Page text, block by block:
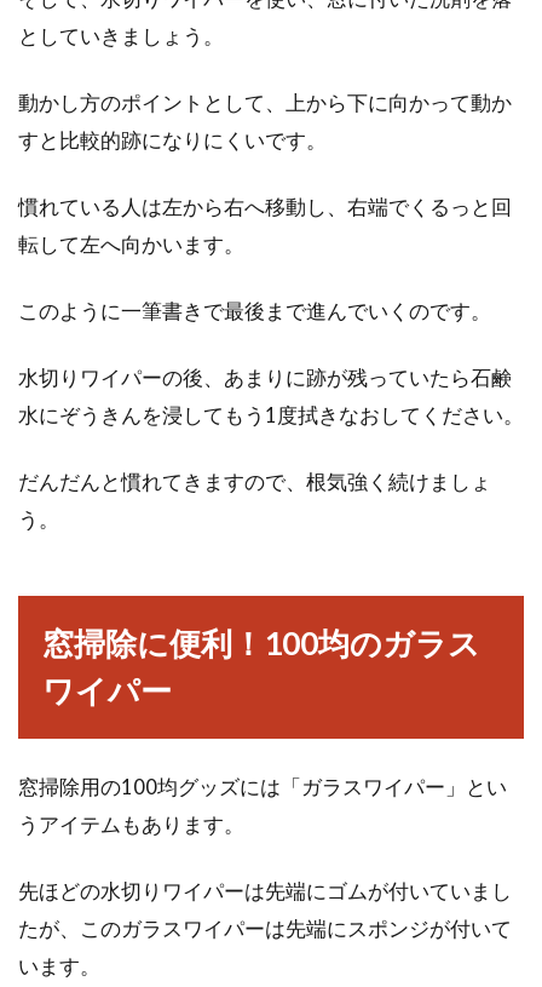
窓のルーバーの取り付けや作成を
皆さんのご自宅では、窓にどのようなルーバー
木造アパートの新築工事！業者にで
皆さんは、木造アパートの新築工事を、近所で
見かけることはありませんか？一時より落ち着
家賃は日割り計算してもらえるの？
退去時に注意することは？
引っ越しをする時は、何かと物入りです。少し
としていきましょう。
動かし方のポイントとして、上から下に向かって動か
すと比較的跡になりにくいです。
慣れている人は左から右へ移動し、右端でくるっと回
転して左へ向かいます。
このように一筆書きで最後まで進んでいくのです。
水切りワイパーの後、あまりに跡が残っていたら石鹸
水にぞうきんを浸してもう1度拭きなおしてください。
だんだんと慣れてきますので、根気強く続けましょ
う。
窓掃除に便利！100均のガラス
ワイパー
窓掃除用の100均グッズには「ガラスワイパー」とい
うアイテムもあります。
先ほどの水切りワイパーは先端にゴムが付いていまし
たが、このガラスワイパーは先端にスポンジが付いて
います。